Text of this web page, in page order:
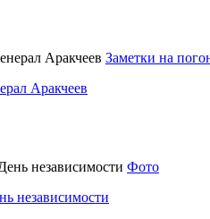
Заметки на
Аракчеев
Фото
независимости